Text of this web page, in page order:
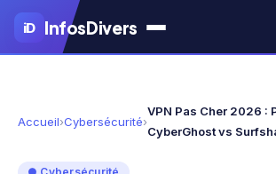
Aller
contenu
iD InfosDivers
Accueil›Cybersécurité›
VPN Pas Cher 2026 :
CyberGhost vs